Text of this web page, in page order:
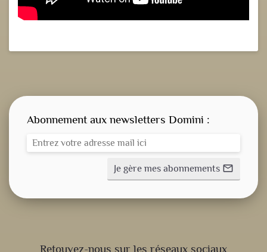
Retouvez-nous sur les réseaux sociaux
Abonnement aux newsletters Domini :
Je gère mes abonnements mail_outline